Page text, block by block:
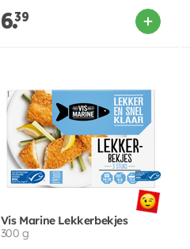
6.39
Vis Marine Lekkerbekjes
300 g